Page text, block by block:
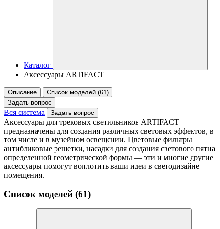
Каталог
Аксессуары ARTIFACT
Описание
Список моделей (61)
Задать вопрос
Вся система Задать вопрос
Аксессуары для трековых светильников ARTIFACT
предназначены для создания различных световых эффектов, в
том числе и в музейном освещении. Цветовые фильтры,
антибликовые решетки, насадки для создания светового пятна
определенной геометрической формы — эти и многие другие
аксессуары помогут воплотить ваши идеи в светодизайне
помещения.
Список моделей (61)